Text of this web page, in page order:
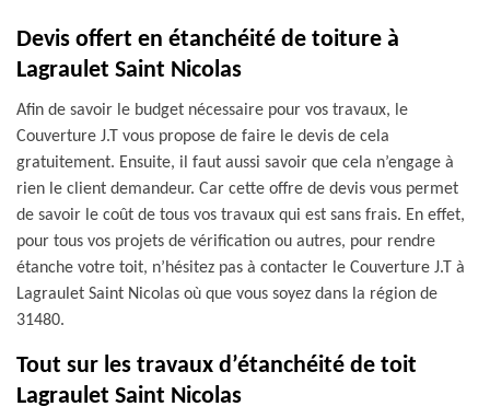
Devis offert en étanchéité de toiture à
Lagraulet Saint Nicolas
Afin de savoir le budget nécessaire pour vos travaux, le
Couverture J.T vous propose de faire le devis de cela
gratuitement. Ensuite, il faut aussi savoir que cela n’engage à
rien le client demandeur. Car cette offre de devis vous permet
de savoir le coût de tous vos travaux qui est sans frais. En effet,
pour tous vos projets de vérification ou autres, pour rendre
étanche votre toit, n’hésitez pas à contacter le Couverture J.T à
Lagraulet Saint Nicolas où que vous soyez dans la région de
31480.
Tout sur les travaux d’étanchéité de toit
Lagraulet Saint Nicolas